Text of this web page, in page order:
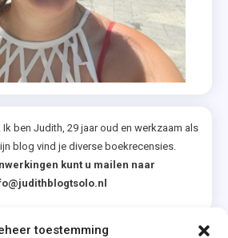
toestemming
ben Judith, 29 jaar oud en werkzaam als
blog vind je diverse boekrecensies.
kunt u mailen naar